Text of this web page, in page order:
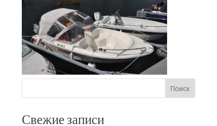
Свежие записи